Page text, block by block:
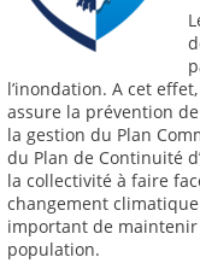
l’inondation. A cet
assure la prévention
la gestion du Plan
du Plan de Continuité
la collectivité à faire
changement
important de
population.